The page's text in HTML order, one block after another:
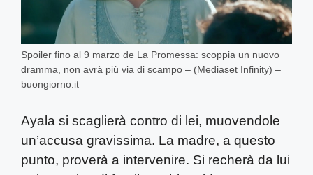
Spoiler fino al 9 marzo de La Promessa: scoppia un nuovo
dramma, non avrà più via di scampo – (Mediaset Infinity) –
buongiorno.it
Ayala si scaglierà contro di lei, muovendole
un’accusa gravissima. La madre, a questo
punto, proverà a intervenire. Si recherà da lui